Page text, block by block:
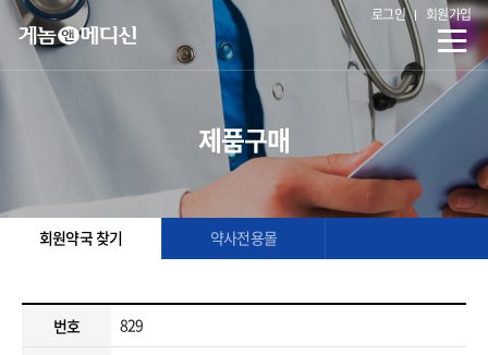
로그인 회원가입
제품구매
회원약국 찾기 약사전용몰
번호
829